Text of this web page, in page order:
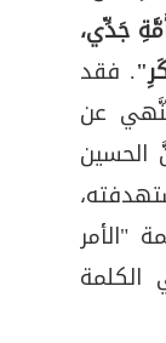
جَدِّي،
. فقد
عن
الحسين
"الأمر
الكلمة